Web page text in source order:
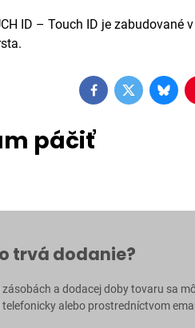
ID – Touch ID je
FacebookTwitter
páčiť
trvá dodanie?
zásobách a dodacej doby tovaru sa
telefonickyalebo prostredníctvom